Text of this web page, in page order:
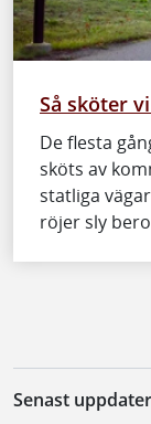
Så sköter
De flesta
sköts av
statliga
röjer sly
Senast